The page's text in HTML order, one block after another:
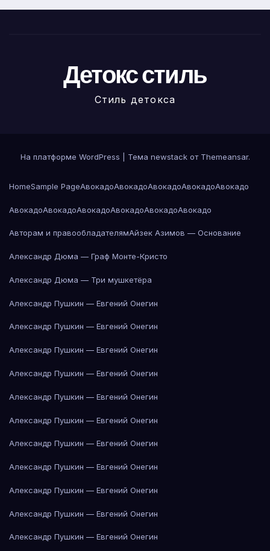
Детокс стиль
Стиль детокса
На платформе WordPress Тема newstack от Themeansar.
HomeSample PageАвокадоАвокадоАвокадоАвокадоАвокадо
АвокадоАвокадоАвокадоАвокадоАвокадоАвокадо
Авторам и правообладателямАйзек Азимов — Основание
Александр Дюма — Граф Монте-Кристо
Александр Дюма — Три мушкетёра
Александр Пушкин — Евгений Онегин
Александр Пушкин — Евгений Онегин
Александр Пушкин — Евгений Онегин
Александр Пушкин — Евгений Онегин
Александр Пушкин — Евгений Онегин
Александр Пушкин — Евгений Онегин
Александр Пушкин — Евгений Онегин
Александр Пушкин — Евгений Онегин
Александр Пушкин — Евгений Онегин
Александр Пушкин — Евгений Онегин
Александр Пушкин — Евгений Онегин